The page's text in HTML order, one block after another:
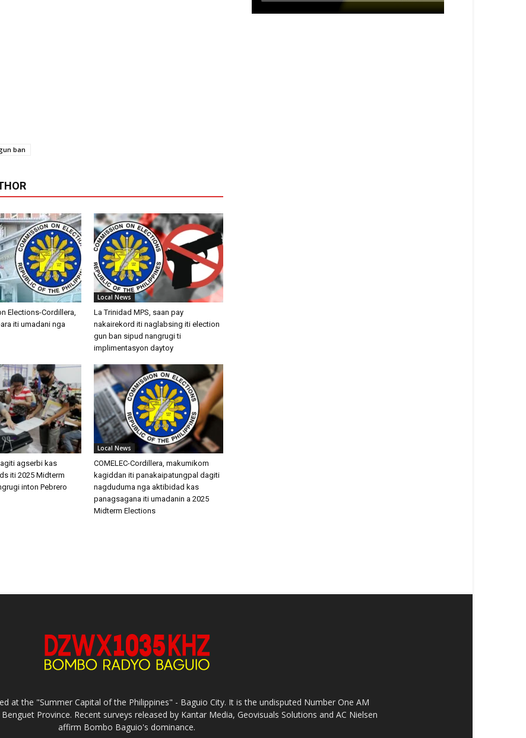
ban
Elections-Cordillera,
iti umadani nga
Local News
La Trinidad MPS, saan pay
nakairekord iti naglabsing iti election
gun ban sipud nangrugi ti
implimentasyon daytoy
agserbi kas
iti 2025 Midterm
inton Pebrero
Local News
COMELEC-Cordillera, makumikom
kagiddan iti panakaipatungpal dagiti
nagduduma nga aktibidad kas
panagsagana iti umadanin a 2025
Midterm Elections
at the "Summer Capital of the Philippines" - Baguio City. It is the undisputed Number One AM
Province. Recent surveys released by Kantar Media, Geovisuals Solutions and AC Nielsen
affirm Bombo Baguio's dominance.